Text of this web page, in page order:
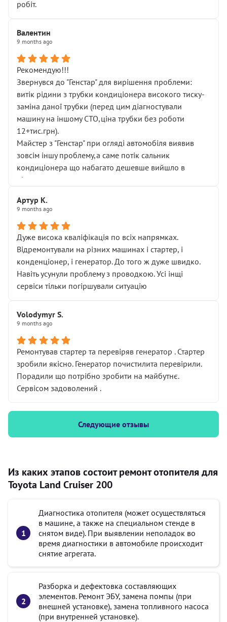
робіт.
Валентин
9 months ago
Рекомендую!!!
Звернувся до "Генстар" для вирішення проблеми:
витік рідини з трубки кондиціонера високого тиску-
заміна даної трубки (перед цим діагностували
машину на іншому СТО,ціна трубки без роботи
12+тис.грн).
Майстер з "Генстар" при огляді автомобіля виявив
зовсім іншу проблему,а саме потік сальник
кондиціонера що набагато дешевше вийшло в
підсумку.
Артур К.
9 months ago
Дуже висока кваліфікація по всіх напрямках.
Відремонтували на різних машинах і стартер, і
конденціонер, і генератор. До того ж дуже швидко.
Навіть усунули проблему з проводкою. Усі інщі
сервіси тільки погіршували ситуацію
Volodymyr S.
9 months ago
Ремонтував стартер та перевіряв генератор . Стартер
зробили якісно. Генератор почистилита перевірили.
Порадили що потрібно зробити на майбутнє.
Сервісом задоволений .
Следующие отзывы
Из каких этапов состоит ремонт отопителя для
Toyota Land Cruiser 200
Диагностика отопителя (может осуществляться
в машине, а также на специальном стенде в
снятом виде). При выявлении неполадок во
время диагностики в автомобиле происходит
снятие агрегата.
Разборка и дефектовка составляющих
элементов. Ремонт ЭБУ, замена помпы (при
внешней установке), замена топливного насоса
(при внутренней установке).